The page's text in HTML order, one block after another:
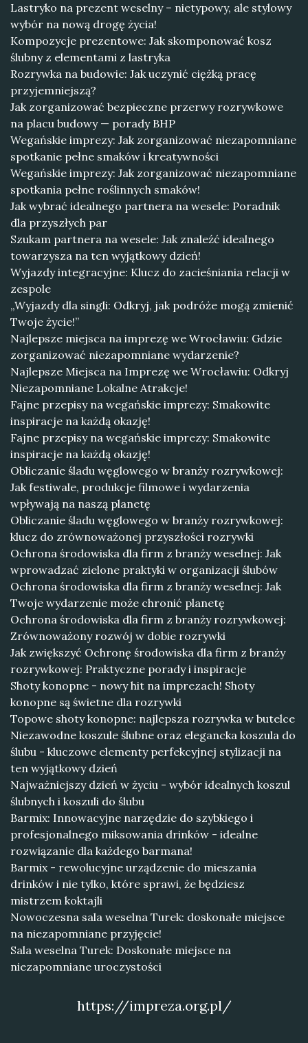
Lastryko na prezent weselny – nietypowy, ale stylowy
wybór na nową drogę życia!
Kompozycje prezentowe: Jak skomponować kosz
ślubny z elementami z lastryka
Rozrywka na budowie: Jak uczynić ciężką pracę
przyjemniejszą?
Jak zorganizować bezpieczne przerwy rozrywkowe
na placu budowy — porady BHP
Wegańskie imprezy: Jak zorganizować niezapomniane
spotkanie pełne smaków i kreatywności
Wegańskie imprezy: Jak zorganizować niezapomniane
spotkania pełne roślinnych smaków!
Jak wybrać idealnego partnera na wesele: Poradnik
dla przyszłych par
Szukam partnera na wesele: Jak znaleźć idealnego
towarzysza na ten wyjątkowy dzień!
Wyjazdy integracyjne: Klucz do zacieśniania relacji w
zespole
„Wyjazdy dla singli: Odkryj, jak podróże mogą zmienić
Twoje życie!”
Najlepsze miejsca na imprezę we Wrocławiu: Gdzie
zorganizować niezapomniane wydarzenie?
Najlepsze Miejsca na Imprezę we Wrocławiu: Odkryj
Niezapomniane Lokalne Atrakcje!
Fajne przepisy na wegańskie imprezy: Smakowite
inspiracje na każdą okazję!
Fajne przepisy na wegańskie imprezy: Smakowite
inspiracje na każdą okazję!
Obliczanie śladu węglowego w branży rozrywkowej:
Jak festiwale, produkcje filmowe i wydarzenia
wpływają na naszą planetę
Obliczanie śladu węglowego w branży rozrywkowej:
klucz do zrównoważonej przyszłości rozrywki
Ochrona środowiska dla firm z branży weselnej: Jak
wprowadzać zielone praktyki w organizacji ślubów
Ochrona środowiska dla firm z branży weselnej: Jak
Twoje wydarzenie może chronić planetę
Ochrona środowiska dla firm z branży rozrywkowej:
Zrównoważony rozwój w dobie rozrywki
Jak zwiększyć Ochronę środowiska dla firm z branży
rozrywkowej: Praktyczne porady i inspiracje
Shoty konopne - nowy hit na imprezach! Shoty
konopne są świetne dla rozrywki
Topowe shoty konopne: najlepsza rozrywka w butelce
Niezawodne koszule ślubne oraz elegancka koszula do
ślubu - kluczowe elementy perfekcyjnej stylizacji na
ten wyjątkowy dzień
Najważniejszy dzień w życiu - wybór idealnych koszul
ślubnych i koszuli do ślubu
Barmix: Innowacyjne narzędzie do szybkiego i
profesjonalnego miksowania drinków - idealne
rozwiązanie dla każdego barmana!
Barmix - rewolucyjne urządzenie do mieszania
drinków i nie tylko, które sprawi, że będziesz
mistrzem koktajli
Nowoczesna sala weselna Turek: doskonałe miejsce
na niezapomniane przyjęcie!
Sala weselna Turek: Doskonałe miejsce na
niezapomniane uroczystości
https://impreza.org.pl/